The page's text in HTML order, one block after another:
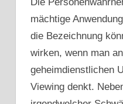
mächtige
die Bezeichnung
wirken, wenn man
geheimdienstlichen
Viewing denkt.